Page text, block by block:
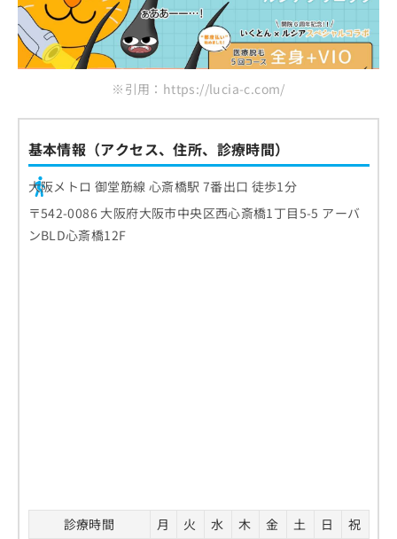
※引用：https://lucia-c.com/
基本情報（アクセス、住所、診療時間）
大阪メトロ 御堂筋線 心斎橋駅 7番出口 徒歩1分
〒542-0086 大阪府大阪市中央区西心斎橋1丁目5-5 アーバ
ンBLD心斎橋12F
診療時間 月 火 水 木 金 土 日
祝